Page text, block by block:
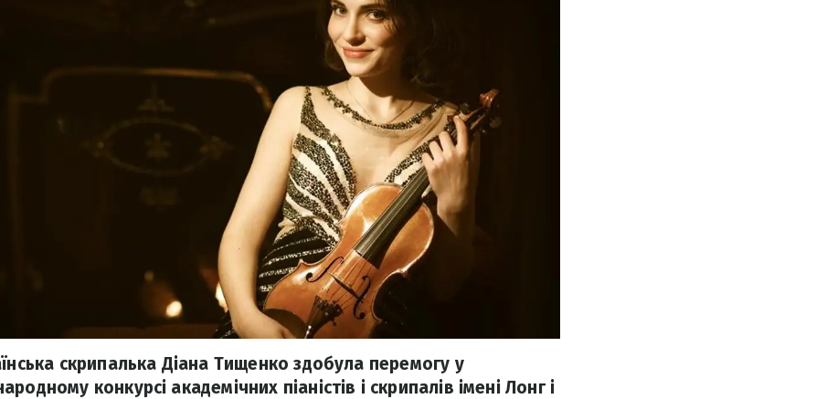
скрипалька Діана Тищенко здобула перемогу у
конкурсі академічних піаністів і скрипалів імені Лонг і